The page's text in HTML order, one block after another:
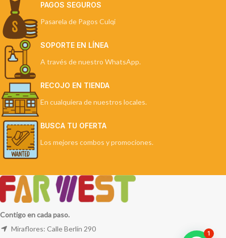
PAGOS SEGUROS
Pasarela de Pagos Culqi
SOPORTE EN LÍNEA
A través de nuestro WhatsApp.
RECOJO EN TIENDA
En cualquiera de nuestros locales.
BUSCA TU OFERTA
Los mejores combos y promociones.
Contigo en cada paso.
Miraflores: Calle Berlín 290
1